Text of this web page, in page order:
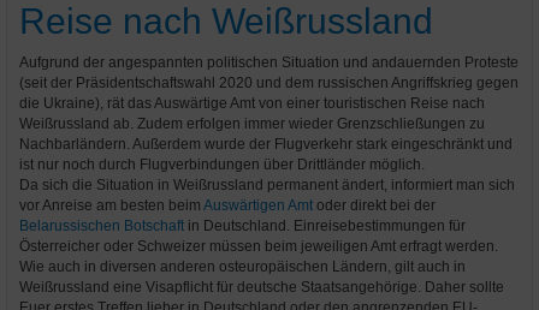
Reise nach Weißrussland
Aufgrund der angespannten politischen Situation und andauernden Proteste
(seit der Präsidentschaftswahl 2020 und dem russischen Angriffskrieg gegen
die Ukraine), rät das Auswärtige Amt von einer touristischen Reise nach
Weißrussland ab. Zudem erfolgen immer wieder Grenzschließungen zu
Nachbarländern. Außerdem wurde der Flugverkehr stark eingeschränkt und
ist nur noch durch Flugverbindungen über Drittländer möglich.
Da sich die Situation in Weißrussland permanent ändert, informiert man sich
vor Anreise am besten beim Auswärtigen Amt oder direkt bei der
Belarussischen Botschaft in Deutschland. Einreisebestimmungen für
Österreicher oder Schweizer müssen beim jeweiligen Amt erfragt werden.
Wie auch in diversen anderen osteuropäischen Ländern, gilt auch in
Weißrussland eine Visapflicht für deutsche Staatsangehörige. Daher sollte